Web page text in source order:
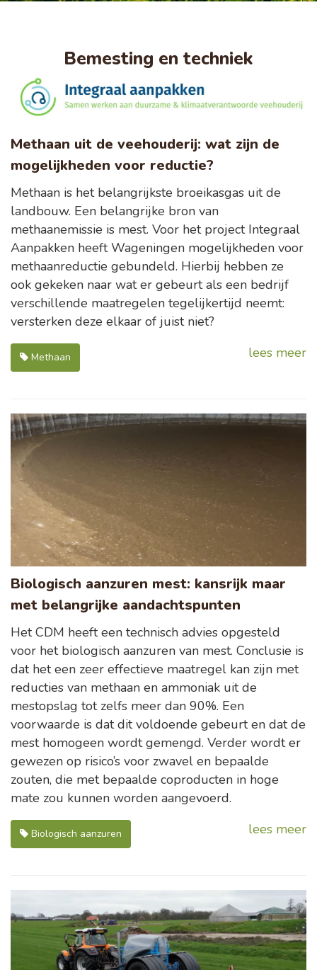
Bemesting en techniek
Methaan uit de veehouderij: wat zijn de
mogelijkheden voor reductie?
Methaan is het belangrijkste broeikasgas uit de
landbouw. Een belangrijke bron van
methaanemissie is mest. Voor het project Integraal
Aanpakken heeft Wageningen mogelijkheden voor
methaanreductie gebundeld. Hierbij hebben ze
ook gekeken naar wat er gebeurt als een bedrijf
verschillende maatregelen tegelijkertijd neemt:
versterken deze elkaar of juist niet?
Methaan lees meer
Biologisch aanzuren mest: kansrijk maar
met belangrijke aandachtspunten
Het CDM heeft een technisch advies opgesteld
voor het biologisch aanzuren van mest. Conclusie is
dat het een zeer effectieve maatregel kan zijn met
reducties van methaan en ammoniak uit de
mestopslag tot zelfs meer dan 90%. Een
voorwaarde is dat dit voldoende gebeurt en dat de
mest homogeen wordt gemengd. Verder wordt er
gewezen op risico’s voor zwavel en bepaalde
zouten, die met bepaalde coproducten in hoge
mate zou kunnen worden aangevoerd.
Biologisch aanzuren lees meer